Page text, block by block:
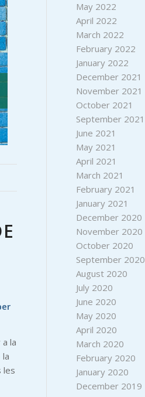
la
les
May 2022
April 2022
March 2022
February 2022
January 2022
December 2021
November 2021
October 2021
September 2021
June 2021
May 2021
April 2021
March 2021
February 2021
January 2021
December 2020
November 2020
October 2020
September 2020
August 2020
July 2020
June 2020
May 2020
April 2020
March 2020
February 2020
January 2020
December 2019